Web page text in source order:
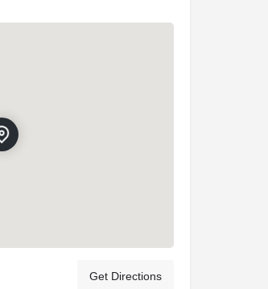
Get Directions